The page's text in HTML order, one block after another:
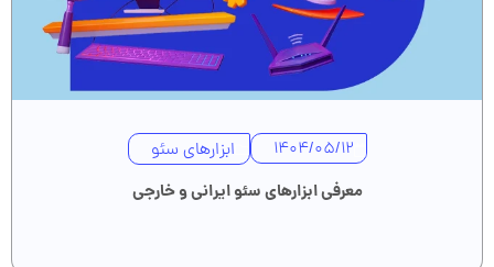
1404/05/12
ابزارهای سئو
معرفی ابزارهای سئو ایرانی و خارجی